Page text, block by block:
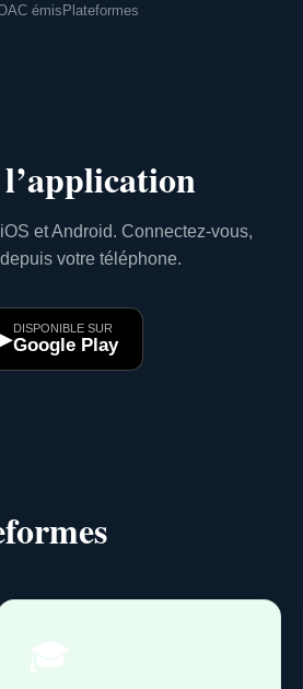
émisPlateformes
et Android. Connectez-vous,
votre téléphone.
DISPONIBLE SUR
Google Play